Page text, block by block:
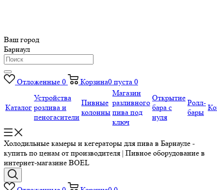
Ваш город
Барнаул
Отложенные 0 Корзина0 пуста 0
Каталог
Устройства
розлива и
пеногасители
Пивные
колонны
Магазин
разливного
пива под
ключ
Открытие
бара с
нуля
Ролл-
бары
Холодильные камеры и кегераторы для пива в Барнауле -
купить по ценам от производителя | Пивное оборудование в
интернет-магазине BOEL